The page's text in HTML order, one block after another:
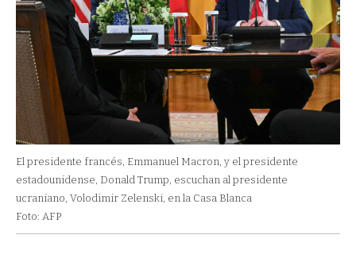
El presidente francés, Emmanuel Macron, y el presidente
estadounidense, Donald Trump, escuchan al presidente
ucraniano, Volodimir Zelenski, en la Casa Blanca
Foto: AFP